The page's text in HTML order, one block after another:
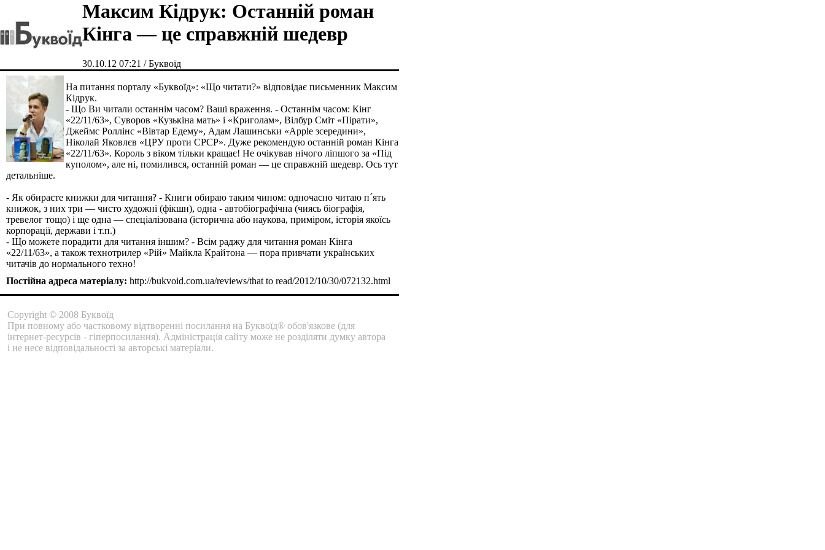
Максим Кідрук: Останній роман
Кінга — це справжній шедевр
30.10.12 07:21 / Буквоїд
На питання порталу «Буквоїд»: «Що читати?» відповідає письменник Максим
Кідрук.
- Що Ви читали останнім часом? Ваші враження. - Останнім часом: Кінг
«22/11/63», Суворов «Кузькіна мать» і «Криголам», Вілбур Сміт «Пірати»,
Джеймс Роллінс «Вівтар Едему», Адам Лашинськи «Apple зсередини»,
Ніколай Яковлєв «ЦРУ проти СРСР». Дуже рекомендую останній роман Кінга
«22/11/63». Король з віком тільки кращає! Не очікував нічого ліпшого за «Під
куполом», але ні, помилився, останній роман — це справжній шедевр. Ось тут
детальніше.
- Як обираєте книжки для читання? - Книги обираю таким чином: одночасно читаю п´ять
книжок, з них три — чисто художні (фікшн), одна - автобіографічна (чиясь біографія,
тревелог тощо) і ще одна — спеціалізована (історична або наукова, приміром, історія якоїсь
корпорації, держави і т.п.)
- Що можете порадити для читання іншим? - Всім раджу для читання роман Кінга
«22/11/63», а також технотрилер «Рій» Майкла Крайтона — пора привчати українських
читачів до нормального техно!
Постійна адреса матеріалу: http://bukvoid.com.ua/reviews/that to read/2012/10/30/072132.html
Copyright © 2008 Буквоїд
При повному або частковому відтворенні посилання на Буквоїд® обов'язкове (для
інтернет-ресурсів - гіперпосилання). Адміністрація сайту може не розділяти думку автора
і не несе відповідальності за авторські матеріали.